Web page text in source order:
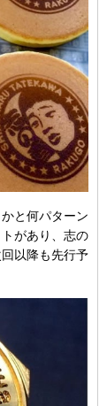
と何パターン
があり、志の
以降も先行予